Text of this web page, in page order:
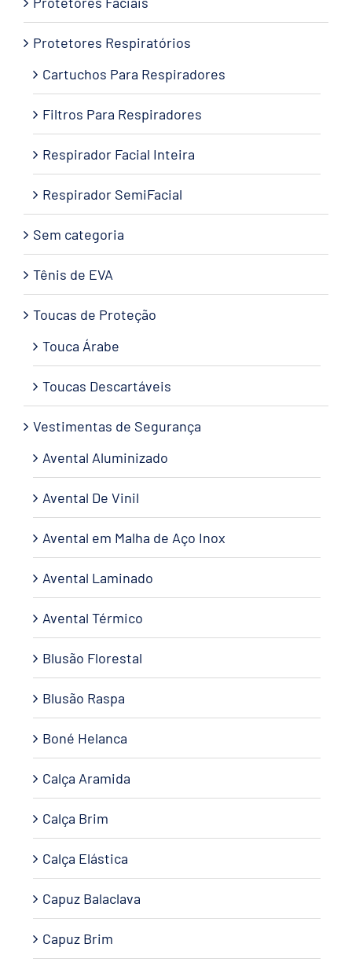
Protetores Respiratórios
Cartuchos Para Respiradores
Filtros Para Respiradores
Respirador Facial Inteira
Respirador SemiFacial
Sem categoria
Tênis de EVA
Toucas de Proteção
Touca Árabe
Toucas Descartáveis
Vestimentas de Segurança
Avental Aluminizado
Avental De Vinil
Avental em Malha de Aço Inox
Avental Laminado
Avental Térmico
Blusão Florestal
Blusão Raspa
Boné Helanca
Calça Aramida
Calça Brim
Calça Elástica
Capuz Balaclava
Capuz Brim